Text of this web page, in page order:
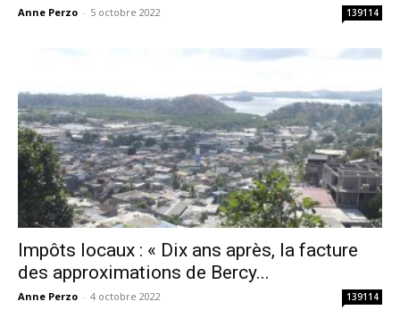
Anne Perzo - 5 octobre 2022 139114
Impôts locaux : « Dix ans après, la facture
des approximations de Bercy...
Anne Perzo - 4 octobre 2022 139114